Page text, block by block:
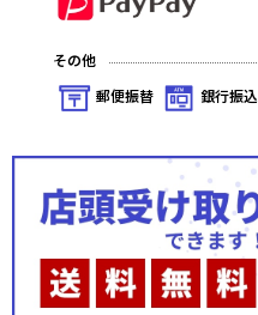
その他
郵便振替
銀行振込